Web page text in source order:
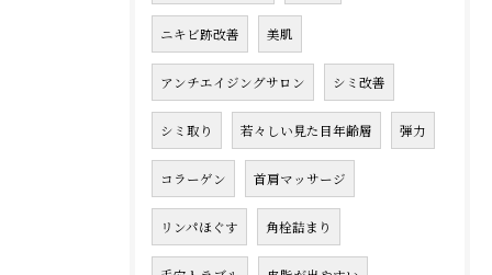
ニキビ跡改善 美肌
アンチエイジングサロン シミ改善
シミ取り 若々しい見た目年齢層 弾力
コラーゲン 首肩マッサージ
リンパほぐす 角栓詰まり